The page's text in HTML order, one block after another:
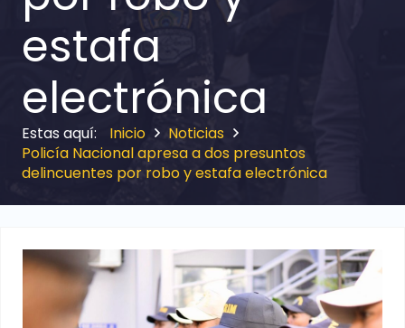
estafa
electrónica
Inicio
Noticias
Policía Nacional apresa a dos presuntos
delincuentes por robo y estafa electrónica